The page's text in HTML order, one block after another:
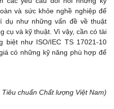
và sức khỏe nghề nghiệp để
dụ như những vấn đề về thuật
cụ và kỹ thuật. Vì vậy, cần có tài
biệt như ISO/IEC TS 17021-10
có những kỹ năng phù hợp để
chuẩn Chất lượng Việt Nam)